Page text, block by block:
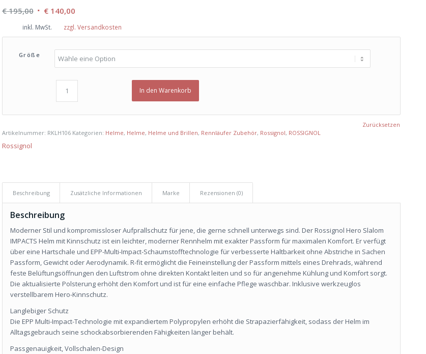
€195,00 Ursprünglicher
Preis
war:
€ 195,00
€140,00Aktueller
Preis
ist:
€ 140,00.
inkl. MwSt. zzgl. Versandkosten
Größe
Zurücksetzen
In den Warenkorb
Artikelnummer: RKLH106 Kategorien: Helme, Helme, Helme und Brillen, Rennläufer Zubehör, Rossignol, ROSSIGNOL
Rossignol
Beschreibung Zusätzliche Informationen Marke Rezensionen (0)
Beschreibung
Moderner Stil und kompromissloser Aufprallschutz für jene, die gerne schnell unterwegs sind. Der Rossignol Hero Slalom
IMPACTS Helm mit Kinnschutz ist ein leichter, moderner Rennhelm mit exakter Passform für maximalen Komfort. Er verfügt
über eine Hartschale und EPP-Multi-Impact-Schaumstofftechnologie für verbesserte Haltbarkeit ohne Abstriche in Sachen
Passform, Gewicht oder Aerodynamik. R-fit ermöglicht die Feineinstellung der Passform mittels eines Drehrads, während
feste Belüftungsöffnungen den Luftstrom ohne direkten Kontakt leiten und so für angenehme Kühlung und Komfort sorgt.
Die aktualisierte Polsterung erhöht den Komfort und ist für eine einfache Pflege waschbar. Inklusive werkzeuglos
verstellbarem Hero-Kinnschutz.
Langlebiger Schutz
Die EPP Multi-Impact-Technologie mit expandiertem Polypropylen erhöht die Strapazierfähigkeit, sodass der Helm im
Alltagsgebrauch seine schockabsorbierenden Fähigkeiten länger behält.
Passgenauigkeit, Vollschalen-Design